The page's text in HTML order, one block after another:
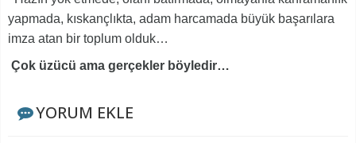
yapmada, kıskançlıkta, adam harcamada büyük başarılara
imza atan bir toplum olduk…
Çok üzücü ama gerçekler böyledir…
YORUM EKLE